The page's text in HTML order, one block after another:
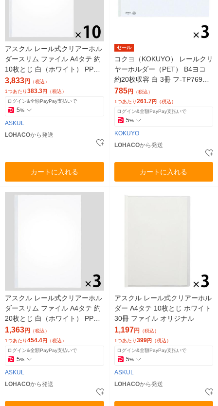
アスクル レール式クリアーホル
ダースリム ファイル A4タテ 約
10枚とじ 白（ホワイト） PP製
3,833円 （税込）
1つあたり383.3円 （税込）
ログイン&全額PayPay支払いで
5%
ASKUL
LOHACOから発送
カートに入れる
セール
コクヨ（KOKUYO） レールクリ
ヤーホルダー（PET） B4ヨコ
約20枚収容 白 3冊 フ-TP769N
W
785円 （税込）
1つあたり261.7 円 （税込）
ログイン&全額PayPay支払いで
5%
KOKUYO
LOHACOから発送
カートに入れる
アスクル レール式クリアーホル
ダースリム ファイル A4タテ 約
20枚とじ 白（ホワイト） PP製
3袋（30冊） オリジナル
1,363円
（税込）
1つあたり454.4円 （税込）
ログイン&全額PayPay支払いで
5%
ASKUL
LOHACOから発送
アスクル レール式クリアーホル
ダー A4タテ 10枚とじ ホワイト
30冊 ファイル オリジナル
1,197円
（税込）
1つあたり399円 （税込）
ログイン&全額PayPay支払いで
5%
ASKUL
LOHACOから発送